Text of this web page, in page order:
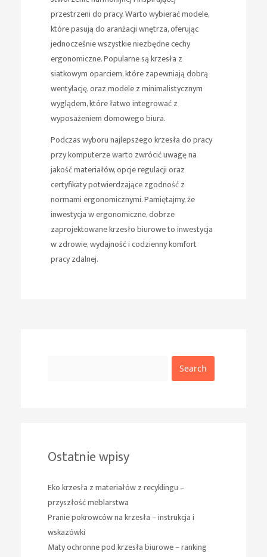
przestrzeni do pracy. Warto wybierać modele,
które pasują do aranżacji wnętrza, oferując
jednocześnie wszystkie niezbędne cechy
ergonomiczne. Popularne są krzesła z
siatkowym oparciem, które zapewniają dobrą
wentylację, oraz modele z minimalistycznym
wyglądem, które łatwo integrować z
wyposażeniem domowego biura.
Podczas wyboru najlepszego krzesła do pracy
przy komputerze warto zwrócić uwagę na
jakość materiałów, opcje regulacji oraz
certyfikaty potwierdzające zgodność z
normami ergonomicznymi. Pamiętajmy, że
inwestycja w ergonomiczne, dobrze
zaprojektowane krzesło biurowe to inwestycja
w zdrowie, wydajność i codzienny komfort
pracy zdalnej.
Ostatnie wpisy
Eko krzesła z materiałów z recyklingu –
przyszłość meblarstwa
Pranie pokrowców na krzesła – instrukcja i
wskazówki
Maty ochronne pod krzesła biurowe – ranking